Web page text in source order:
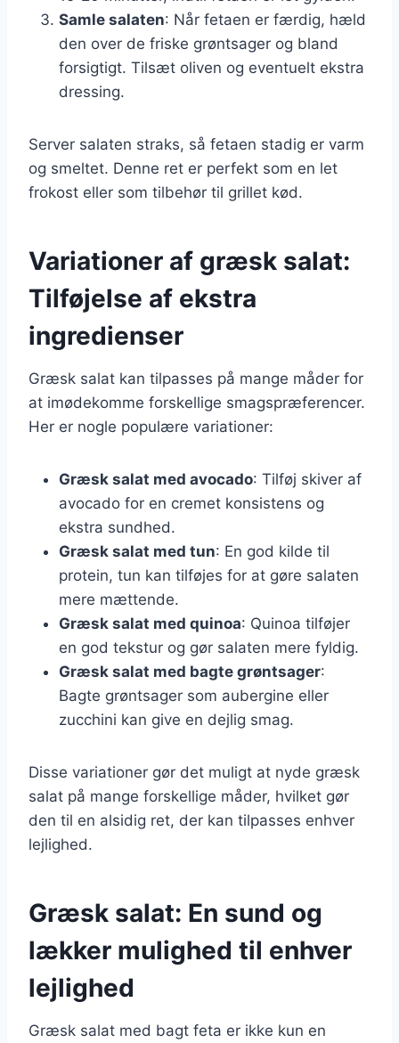
Samle salaten: Når fetaen er færdig, hæld
den over de friske grøntsager og bland
forsigtigt. Tilsæt oliven og eventuelt ekstra
dressing.
Server salaten straks, så fetaen stadig er varm
og smeltet. Denne ret er perfekt som en let
frokost eller som tilbehør til grillet kød.
Variationer af græsk salat:
Tilføjelse af ekstra
ingredienser
Græsk salat kan tilpasses på mange måder for
at imødekomme forskellige smagspræferencer.
Her er nogle populære variationer:
Græsk salat med avocado: Tilføj skiver af
avocado for en cremet konsistens og
ekstra sundhed.
Græsk salat med tun: En god kilde til
protein, tun kan tilføjes for at gøre salaten
mere mættende.
Græsk salat med quinoa: Quinoa tilføjer
en god tekstur og gør salaten mere fyldig.
Græsk salat med bagte grøntsager:
Bagte grøntsager som aubergine eller
zucchini kan give en dejlig smag.
Disse variationer gør det muligt at nyde græsk
salat på mange forskellige måder, hvilket gør
den til en alsidig ret, der kan tilpasses enhver
lejlighed.
Græsk salat: En sund og
lækker mulighed til enhver
lejlighed
Græsk salat med bagt feta er ikke kun en